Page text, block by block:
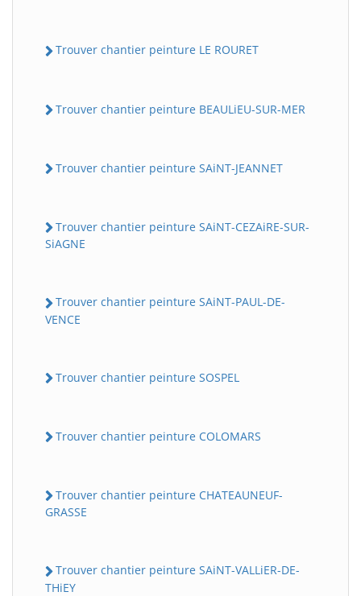
Trouver chantier peinture LE ROURET
Trouver chantier peinture BEAULiEU-SUR-MER
Trouver chantier peinture SAiNT-JEANNET
Trouver chantier peinture SAiNT-CEZAiRE-SUR-
SiAGNE
Trouver chantier peinture SAiNT-PAUL-DE-
VENCE
Trouver chantier peinture SOSPEL
Trouver chantier peinture COLOMARS
Trouver chantier peinture CHATEAUNEUF-
GRASSE
Trouver chantier peinture SAiNT-VALLiER-DE-
THiEY